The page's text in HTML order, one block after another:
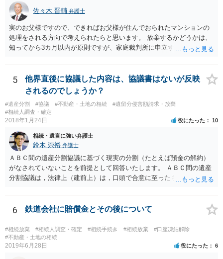
佐々木 晋輔 弁護士
実のお父様ですので、できればお父様が住んでおられたマンションの
処理をされる方向で考えられたらと思います。 放棄するかどうかは、
知ってから3カ月以内が原則ですが、家庭裁判所に申立すれば3カ月の
放棄するかどうか決めることができます。 銀行やサラ金が数年も放置
することはありませんので、数年後に借金が発見される可能性はほぼ
ありません。 なお、私が扱った相続放棄を検討していた案件で、期間
伸長して調査したところ、サラ金に対する過払金など相当な財産が見
つかったため相続したという事例がありました。
5
他界直後に協議した内容は、協議書はないが反映
されるのでしょうか？
#遺産分割 #協議 #不動産・土地の相続
#遺留分侵害額請求・放棄
#相続人調査・確定
2018年1月24日 役にたった 10
相続・遺言に強い弁護士
鈴木 崇裕 弁護士
ＡＢＣ間の遺産分割協議に基づく現実の分割（たとえば預金の解約）
がなされていないことを前提として回答いたします。 ＡＢＣ間の遺産
分割協議は，法律上（建前上）は，口頭で合意に至ったものであって
ん。 また，不動産の名義を移転するためには，遺産分割協議書への署
名捺印を得る必要があります。 したがって，残念ながら，「ＡＢＣ間
の遺産分割協議が有効に成立している」という前提に基づく主張は困
難と思われます。 「ＡＢＣ間の遺産分割協議は未了のまま，ＡとＢが
死亡し，二次相続が発生した」という前提に基づいて協議を進める必
要があります。 もちろん，Ｃの立場としては，ＡＢＣ間の遺産分割協
6 鉄道会社に賠償金とその後について
#相続放棄 #相続人調査・確定 #相続手続き #相続放棄
#口座凍結解除
#不動産・土地の相続
2019年6月28日 役にたった 6